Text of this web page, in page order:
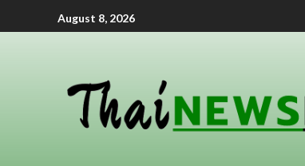
August 8, 2026